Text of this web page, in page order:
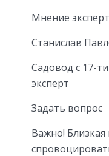
Мнение
Станислав
Садовод с 17-
эксперт
Задать вопрос
Важно!